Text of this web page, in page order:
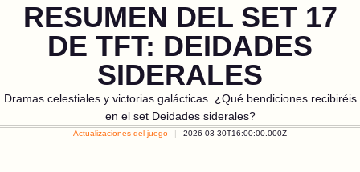
RESUMEN DEL SET 17
DE TFT: DEIDADES
SIDERALES
Dramas celestiales y victorias galácticas. ¿Qué bendiciones recibiréis
en el set Deidades siderales?
Actualizaciones del juego 2026-03-30T16:00:00.000Z